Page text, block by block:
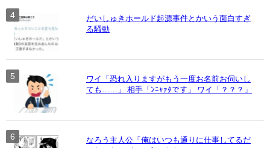
だいしゅきホールド起源事件とかいう面白すぎ
る騒動
ワイ「恐れ入りますがもう一度お名前お伺いし
ても……」 相手「ﾝﾆｬｧﾀです」 ワイ「？？？」
なろう主人公「俺はいつも通りに仕事してるだ